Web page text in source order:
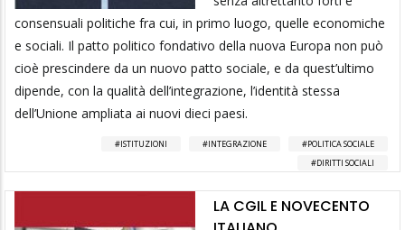
consensuali politiche fra cui, in primo luogo, quelle economiche
e sociali. Il patto politico fondativo della nuova Europa non può
cioè prescindere da un nuovo patto sociale, e da quest’ultimo
dipende, con la qualità dell’integrazione, l’identità stessa
dell’Unione ampliata ai nuovi dieci paesi.
ISTITUZIONI INTEGRAZIONE
POLITICA SOCIALE
DIRITTI SOCIALI
LA CGIL E NOVECENTO